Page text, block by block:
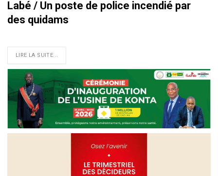
Labé / Un poste de police incendié par
des quidams
LIRE LA SUITE...